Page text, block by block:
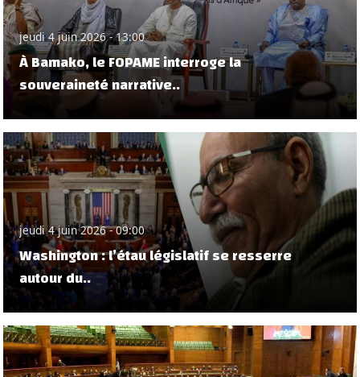
jeudi 4 juin 2026 - 13:00
À Bamako, le FOPAME interroge la
souveraineté narrative..
jeudi 4 juin 2026 - 09:00
Washington : l’étau législatif se resserre
autour du..